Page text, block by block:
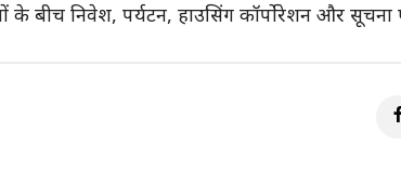
के बीच निवेश, पर्यटन, हाउसिंग कॉर्पोरेशन और